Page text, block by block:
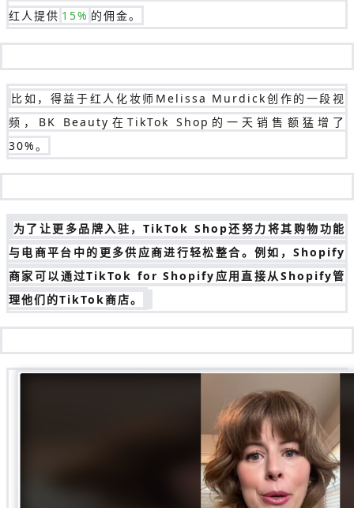
红人提供 15% 的佣金。
比如，得益于红人化妆师Melissa Murdick创作的一段视
频，BK Beauty在TikTok Shop的一天销售额猛增了
30%。
为了让更多品牌入驻，TikTok Shop还努力将其购物功能
与电商平台中的更多供应商进行轻松整合。例如，Shopify
商家可以通过TikTok for Shopify应用直接从Shopify管
理他们的TikTok商店。